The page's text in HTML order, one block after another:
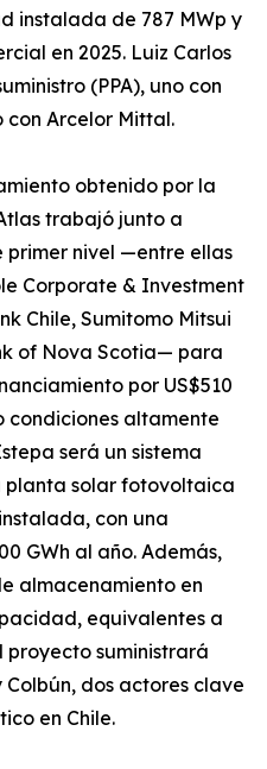
instalada de 787 MWp y
en 2025. Luiz Carlos
(PPA), uno con
con Arcelor Mittal.
obtenido por la
trabajó junto a
primer nivel —entre ellas
Corporate & Investment
Chile, Sumitomo Mitsui
of Nova Scotia— para
por US$510
condiciones altamente
será un sistema
planta solar fotovoltaica
con una
GWh al año. Además,
almacenamiento en
equivalentes a
proyecto suministrará
dos actores clave
en Chile.